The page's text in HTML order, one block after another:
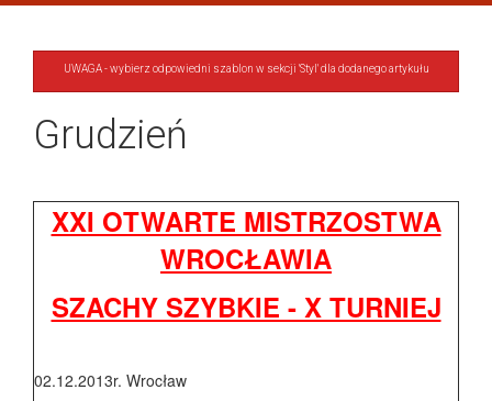
UWAGA - wybierz odpowiedni szablon w sekcji 'Styl' dla dodanego artykułu
Grudzień
XXI OTWARTE MISTRZOSTWA
WROCŁAWIA
SZACHY SZYBKIE - X TURNIEJ
02.12.2013r. Wrocław